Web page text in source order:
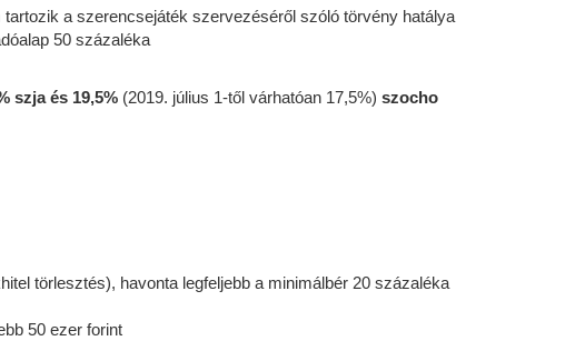
tartozik a szerencsejáték szervezéséről szóló törvény hatálya
50 százaléka
szja és 19,5% (2019. július 1-től várhatóan 17,5%) szocho
törlesztés), havonta legfeljebb a minimálbér 20 százaléka
50 ezer forint